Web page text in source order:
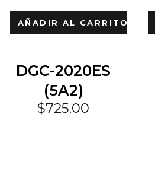
AÑADIR AL CARRITO
DGC-2020ES
(5A2)
$725.00